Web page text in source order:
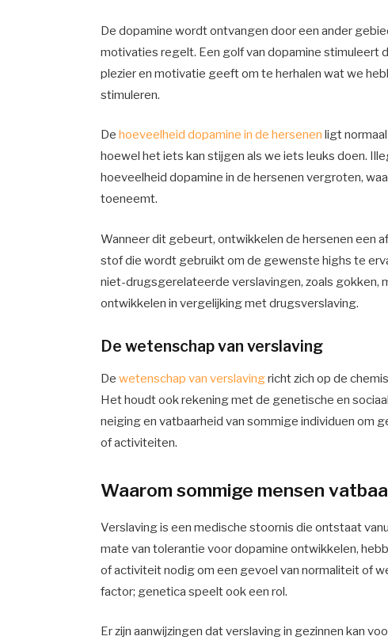
De dopamine wordt ontvangen door een ander
motivaties regelt. Een golf van dopamine stimuleert
plezier en motivatie geeft om te herhalen wat we
stimuleren.
De hoeveelheid dopamine in de hersenen ligt
hoewel het iets kan stijgen als we iets leuks doen.
hoeveelheid dopamine in de hersenen vergroten,
toeneemt.
Wanneer dit gebeurt, ontwikkelen de hersenen een
stof die wordt gebruikt om de gewenste highs te
niet-drugsgerelateerde verslavingen, zoals gokken,
ontwikkelen in vergelijking met drugsverslaving.
De wetenschap van verslaving
Dewetenschap van verslavingricht zich op de
Het houdt ook rekening met de genetische en
neiging en vatbaarheid van sommige individuen om
of activiteiten.
Waarom sommige mensen
Verslaving is een medische stoornis die ontstaat
mate van tolerantie voor dopamine ontwikkelen,
of activiteit nodig om een ​​gevoel van normaliteit of
factor; genetica speelt ook een rol.
Er zijn aanwijzingen dat verslaving in gezinnen kan